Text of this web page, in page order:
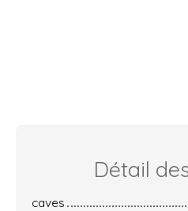
Détail
caves